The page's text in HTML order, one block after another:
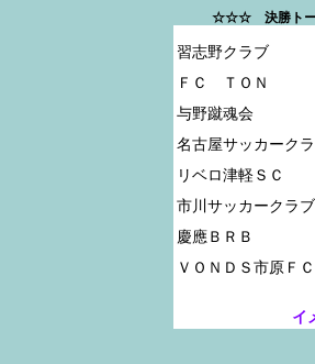
☆☆☆ 決勝トー
習志野クラブ
ＦＣ　ＴＯＮ
与野蹴魂会
名古屋サッカーク
リベロ津軽ＳＣ
市川サッカークラブ
慶應ＢＲＢ
イ